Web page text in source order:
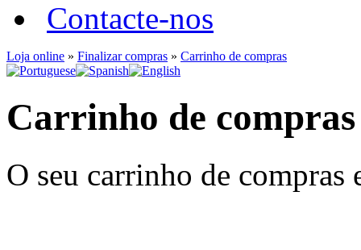
Contacte-nos
Loja online » Finalizar compras » Carrinho de compras
Carrinho de compras
O seu carrinho de compras